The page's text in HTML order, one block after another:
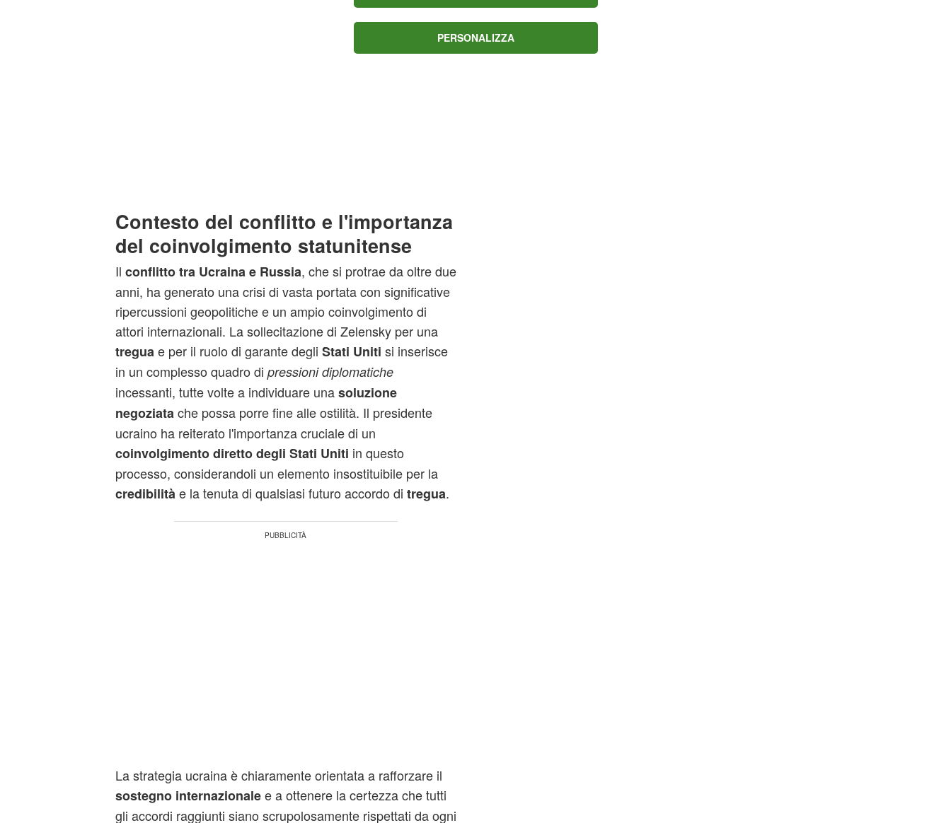
Contesto del conflitto e l'importanza
del coinvolgimento statunitense
Il conflitto tra Ucraina e Russia, che si protrae da oltre due
anni, ha generato una crisi di vasta portata con significative
ripercussioni geopolitiche e un ampio coinvolgimento di
attori internazionali. La sollecitazione di Zelensky per una
tregua e per il ruolo di garante degli Stati Uniti si inserisce
in un complesso quadro di pressioni diplomatiche
incessanti, tutte volte a individuare unasoluzione
negoziata che possa porre fine alle ostilità. Il presidente
ucraino ha reiterato l'importanza cruciale di un
coinvolgimento diretto degli Stati Uniti in questo
processo, considerandoli un elemento insostituibile per la
credibilità e la tenuta di qualsiasi futuro accordo di tregua.
La strategia ucraina è chiaramente orientata a rafforzare il
sostegno internazionalee a ottenere la certezza che tutti
gli accordi raggiunti siano scrupolosamente rispettati da ogni
PERSONALIZZA